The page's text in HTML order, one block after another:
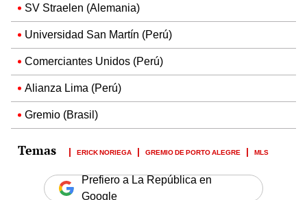
SV Straelen (Alemania)
Universidad San Martín (Perú)
Comerciantes Unidos (Perú)
Alianza Lima (Perú)
Gremio (Brasil)
ERICK NORIEGA GREMIO DE PORTO ALEGRE MLS
Prefiero a La República en
Google